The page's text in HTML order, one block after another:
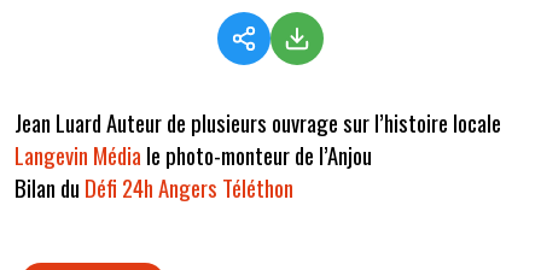
Jean Luard Auteur de plusieurs ouvrage sur l’histoire locale
Langevin Média le photo-monteur de l’Anjou
Bilan du Défi 24h Angers Téléthon